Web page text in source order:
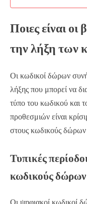
Ποιες είναι οι
την λήξη των
Οι κωδικοί δώρων
λήξης που μπορεί να
τύπο του κωδικού και
προθεσμιών είναι
στους κωδικούς δώρων
Τυπικές
κωδικούς δώρων
Οι ψηφιακοί κωδικοί